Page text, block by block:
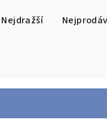
Nejdražší